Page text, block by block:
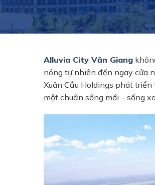
Alluvia City Văn Giang
nóng tự nhiên đến ngay cửa
Xuân Cầu Holdings phát
một chuẩn sống mới – sống